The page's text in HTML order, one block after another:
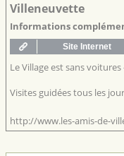
Villeneuvette
Informations
Le Village est sans
Visites guidées tous les
http://www.les-amis-de-